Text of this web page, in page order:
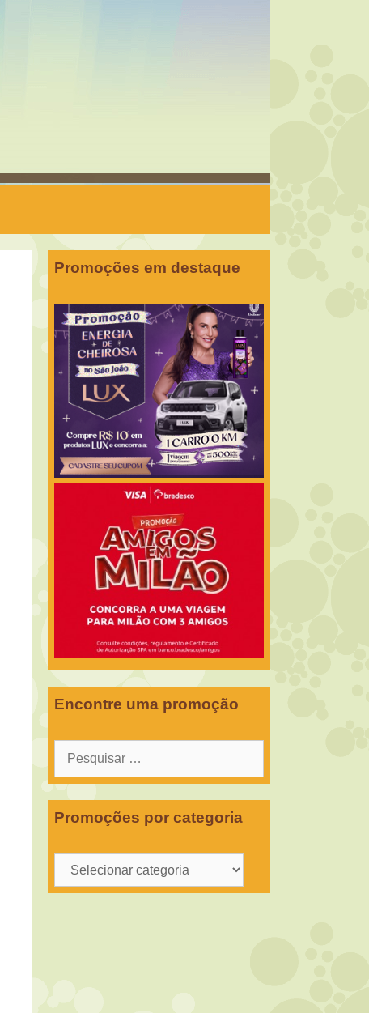
Promoções em destaque
Encontre uma promoção
Pesquisar
Promoções por categoria
Promoções
por